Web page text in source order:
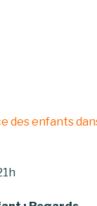
des enfants